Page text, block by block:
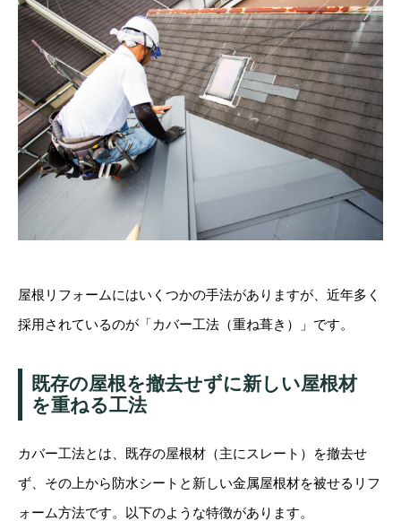
屋根リフォームにはいくつかの手法がありますが、近年多く
採用されているのが「カバー工法（重ね葺き）」です。
既存の屋根を撤去せずに新しい屋根材
を重ねる工法
カバー工法とは、既存の屋根材（主にスレート）を撤去せ
ず、その上から防水シートと新しい金属屋根材を被せるリフ
ォーム方法です。以下のような特徴があります。